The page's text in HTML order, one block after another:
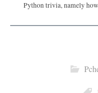
Python trivia, namely